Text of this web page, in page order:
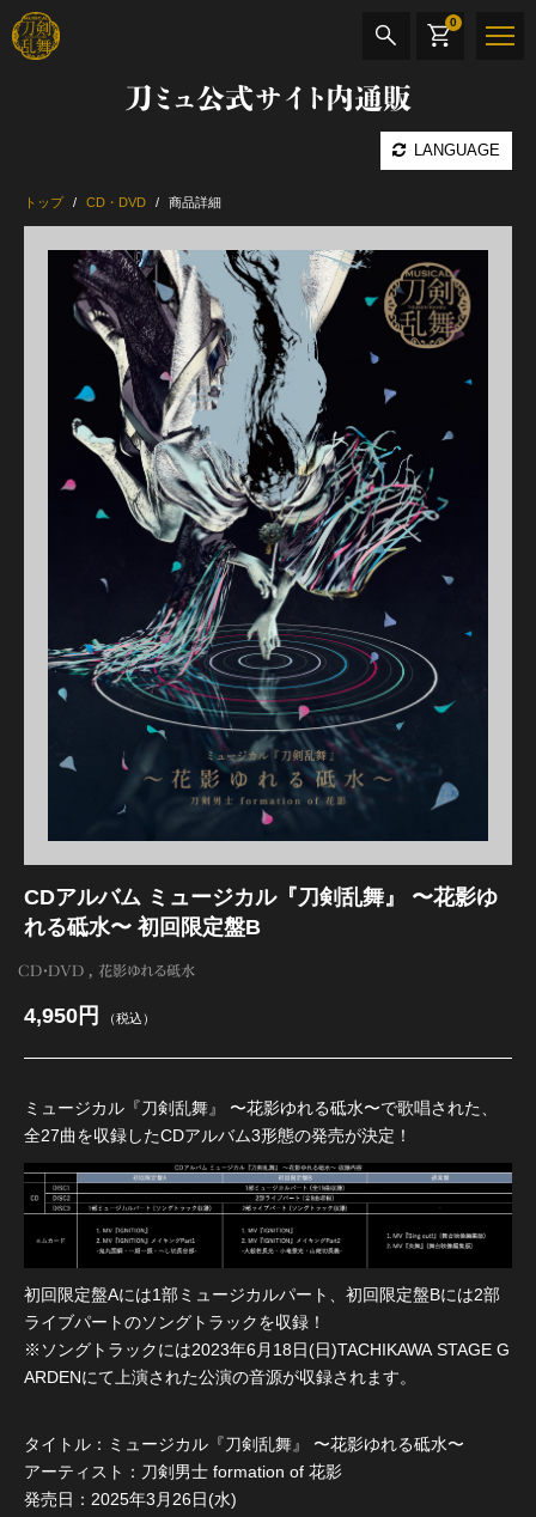
刀ミュ公式サイト内通販
LANGUAGE
0
CD・DVD BOOK その他
最新カテゴリー
加州清光 単騎出陣 極
髭切 単騎出陣 ～夢幻泡影～
江 おん すていじ かうんとだうんぱーてぃー
トップ CD・DVD 商品詳細
CDアルバム ミュージカル『刀剣乱舞』 〜花影ゆ
れる砥水〜 初回限定盤B
CD・DVD 花影ゆれる砥水
4,950円 （税込）
ミュージカル『刀剣乱舞』 〜花影ゆれる砥水〜で歌唱された、
全27曲を収録したCDアルバム3形態の発売が決定！
初回限定盤Aには1部ミュージカルパート、初回限定盤Bには2部
ライブパートのソングトラックを収録！
※ソングトラックには2023年6月18日(日)TACHIKAWA STAGE G
ARDENにて上演された公演の音源が収録されます。
タイトル：ミュージカル『刀剣乱舞』 〜花影ゆれる砥水〜
アーティスト：刀剣男士 formation of 花影
発売日：2025年3月26日(水)